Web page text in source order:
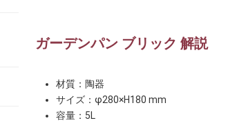
ガーデンパン ブリック 解説
材質：陶器
サイズ：φ280×H180 mm
容量：5L